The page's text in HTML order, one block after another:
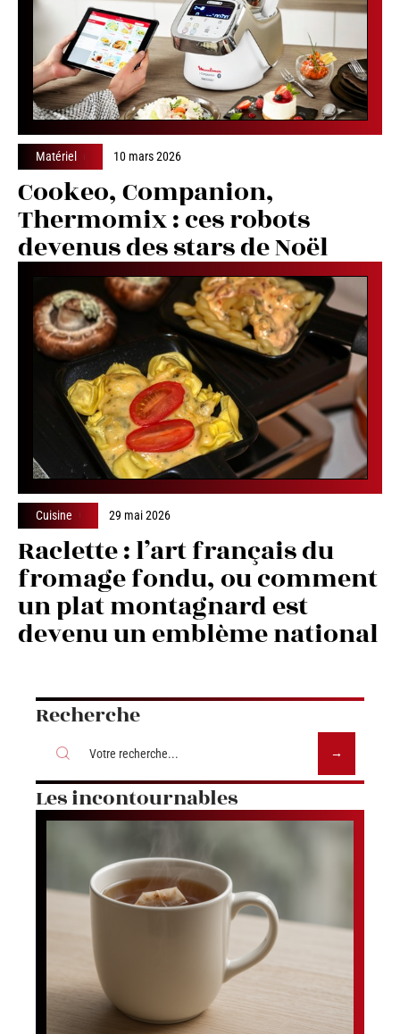
Matériel 10 mars 2026
Cookeo, Companion,
Thermomix : ces robots
devenus des stars de Noël
Cuisine 29 mai 2026
Raclette : l’art français du
fromage fondu, ou comment
un plat montagnard est
devenu un emblème national
Recherche
Les incontournables